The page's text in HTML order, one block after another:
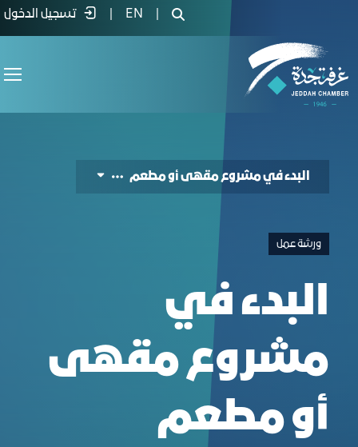
البدء في مشروع مقهى أو مطعم - غرفة
EN تسجيل الدخول
البدء في مشروع مقهى أو مطعم
ورشة عمل
البدء في
مشروع مقهى
أو مطعم